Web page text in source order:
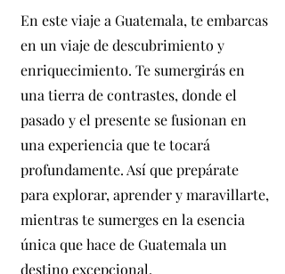
En este viaje a Guatemala, te embarcas
en un viaje de descubrimiento y
enriquecimiento. Te sumergirás en
una tierra de contrastes, donde el
pasado y el presente se fusionan en
una experiencia que te tocará
profundamente. Así que prepárate
para explorar, aprender y maravillarte,
mientras te sumerges en la esencia
única que hace de Guatemala un
destino excepcional.